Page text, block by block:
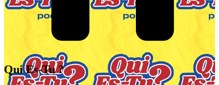
Qui Es-Tu ?